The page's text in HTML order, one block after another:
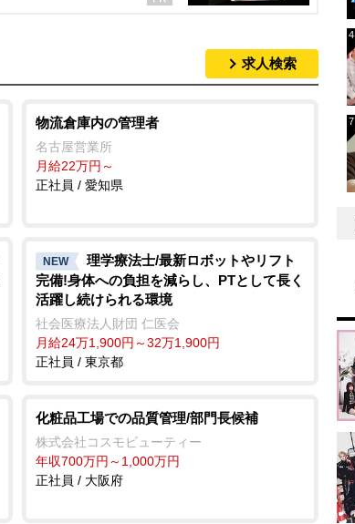
求人検索
物流倉庫内の管理者
名古屋営業所
月給22万円～
正社員 / 愛知県
NEW
理学療法士/最新ロボットやリフト
完備!身体への負担を減らし、PTとして長く
活躍し続けられる環境
社会医療法人財団 仁医会
月給24万1,900円～32万1,900円
正社員 / 東京都
化粧品工場での品質管理/部門長候補
株式会社コスモビューティー
年収700万円～1,000万円
正社員 / 大阪府